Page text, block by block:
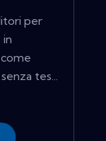
per
tes...